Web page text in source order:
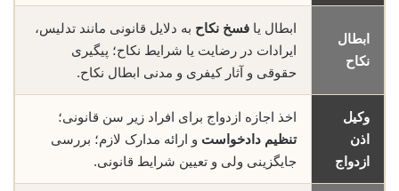
ابطال
نکاح
ابطال یا فسخ نکاح به دلایل قانونی مانند تدلیس،
ایرادات در رضایت یا شرایط نکاح؛ پیگیری
حقوقی و آثار کیفری و مدنی ابطال نکاح.
وکیل
اذن
ازدواج
اخذ اجازه ازدواج برای افراد زیر سن قانونی؛
تنظیم دادخواست و ارائه مدارک لازم؛ بررسی
جایگزینی ولی و تعیین شرایط قانونی.